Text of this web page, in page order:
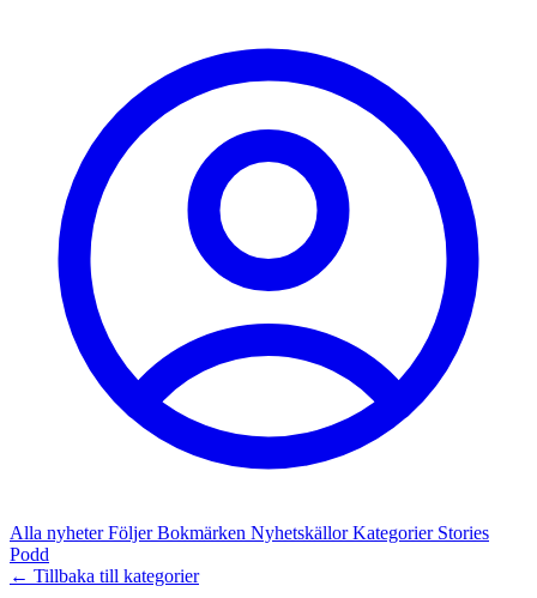
Alla nyheterFöljerBokmärken NyhetskällorKategorier Stories
Podd
← Tillbaka till kategorier